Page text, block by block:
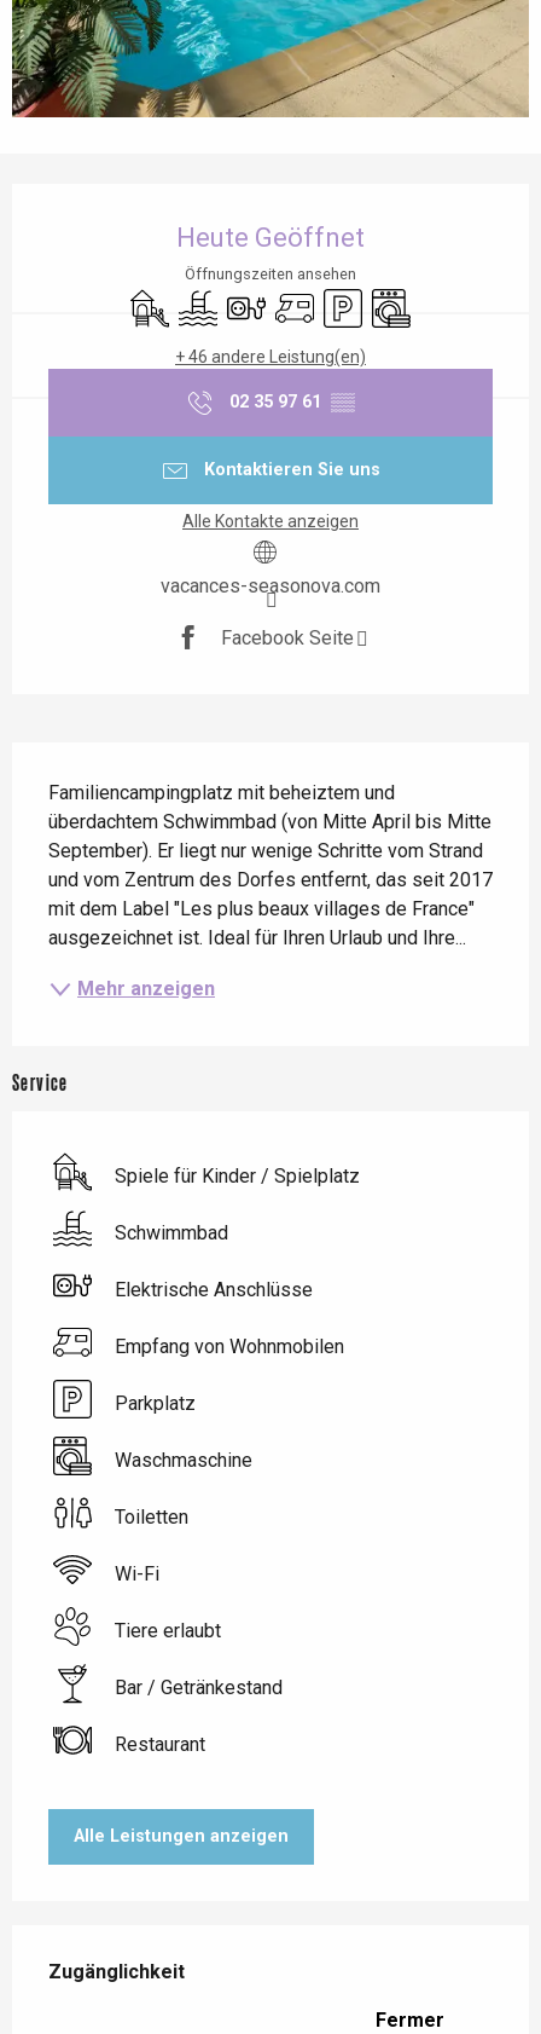
Heute Geöffnet
Öffnungszeiten ansehen
Spiele für Kinder / Spielplatz
Schwimmbad
Elektrische Anschlüsse
Empfang von Wohnmobilen
ParkplatzWaschmaschine
+ 46 andere Leistung(en)
02 35 97 61 ▒▒
Kontaktieren Sie uns
Alle Kontakte anzeigen
vacances-seasonova.com
Facebook Seite
Familiencampingplatz mit beheiztem und
überdachtem Schwimmbad (von Mitte April bis Mitte
September). Er liegt nur wenige Schritte vom Strand
und vom Zentrum des Dorfes entfernt, das seit 2017
mit dem Label "Les plus beaux villages de France"
ausgezeichnet ist. Ideal für Ihren Urlaub und Ihre...
Mehr anzeigen
Service
Spiele für Kinder / Spielplatz
Schwimmbad
Elektrische Anschlüsse
Empfang von Wohnmobilen
Parkplatz
Waschmaschine
Toiletten
Wi-Fi
Tiere erlaubt
Bar / Getränkestand
Restaurant
Alle Leistungen anzeigen
Zugänglichkeit
Zugänglichkeit
Fermer